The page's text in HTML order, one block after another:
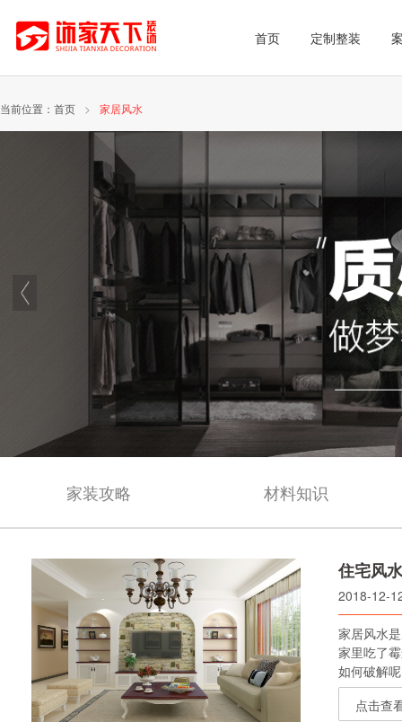
首页 定制整装
当前位置： 首页 > 家居风水
家装攻略 材料知识
住宅风
2018-12-
家居风水
家里吃了
如何破解
点击查